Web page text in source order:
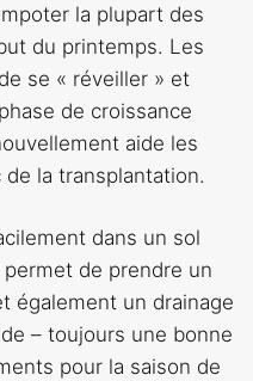
la plupart des
du printemps. Les
se « réveiller » et
de croissance
aide les
la transplantation.
dans un sol
de prendre un
également un drainage
– toujours une bonne
pour la saison de